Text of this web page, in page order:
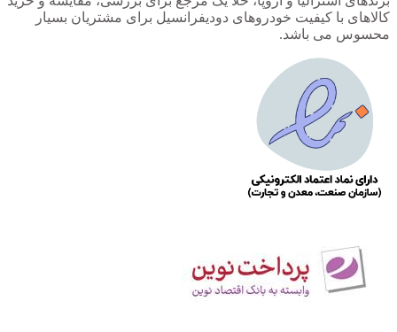
کالاهای با کیفیت خودروهای دودیفرانسیل برای مشتریان بسیار
محسوس می باشد.